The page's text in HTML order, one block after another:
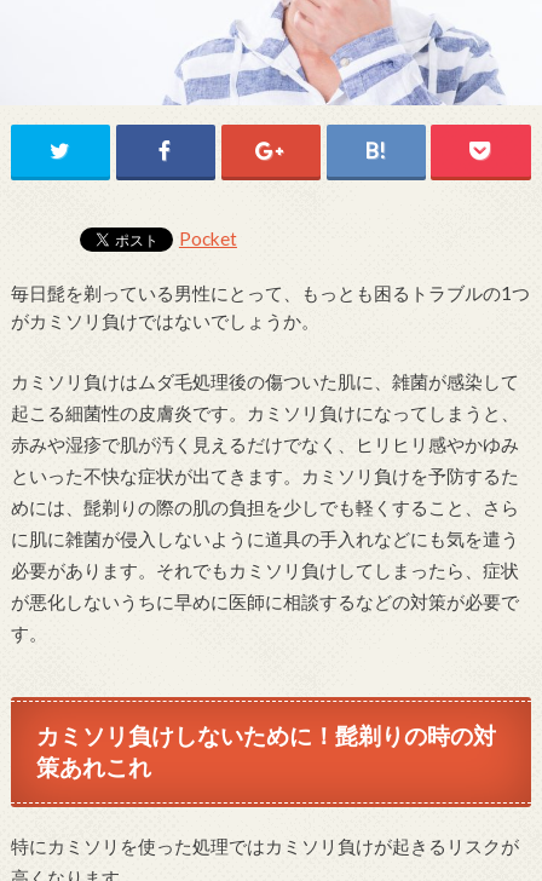
Pocket
毎日髭を剃っている男性にとって、もっとも困るトラブルの1つ
がカミソリ負けではないでしょうか。
カミソリ負けはムダ毛処理後の傷ついた肌に、雑菌が感染して
起こる細菌性の皮膚炎です。カミソリ負けになってしまうと、
赤みや湿疹で肌が汚く見えるだけでなく、ヒリヒリ感やかゆみ
といった不快な症状が出てきます。カミソリ負けを予防するた
めには、髭剃りの際の肌の負担を少しでも軽くすること、さら
に肌に雑菌が侵入しないように道具の手入れなどにも気を遣う
必要があります。それでもカミソリ負けしてしまったら、症状
が悪化しないうちに早めに医師に相談するなどの対策が必要で
す。
カミソリ負けしないために！髭剃りの時の対
策あれこれ
特にカミソリを使った処理ではカミソリ負けが起きるリスクが